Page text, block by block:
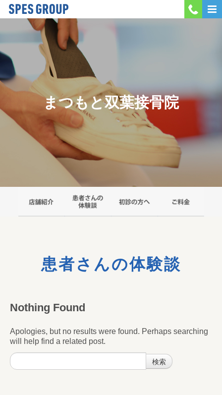
当院紹介
採用情報
お問い合わせ
まつもと双葉接骨院
患者さんの体験談
Nothing Found
Apologies, but no results were found. Perhaps searching
will help find a related post.